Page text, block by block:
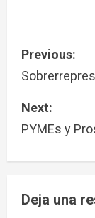
Previous:
Next:
PYMEs y
Deja una